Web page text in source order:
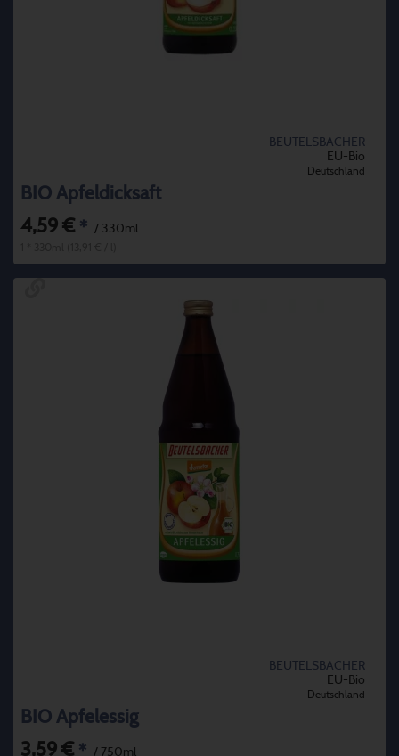
BEUTELSBACHER
EU-Bio
Deutschland
BIO Apfeldicksaft
4,59 € * / 330ml
BEUTELSBACHER
EU-Bio
Deutschland
BIO Apfelessig
3,59 € * / 750ml